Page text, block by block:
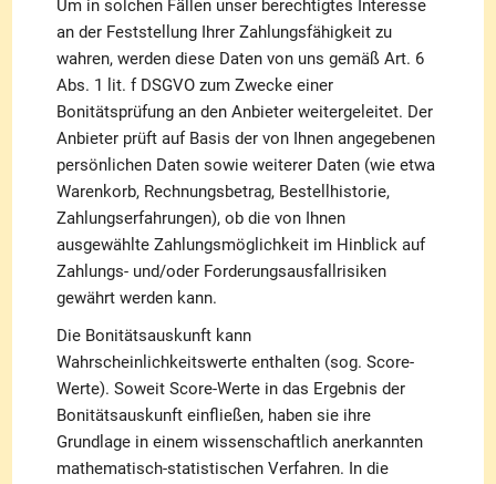
Um in solchen Fällen unser berechtigtes Interesse
an der Feststellung Ihrer Zahlungsfähigkeit zu
wahren, werden diese Daten von uns gemäß Art. 6
Abs. 1 lit. f DSGVO zum Zwecke einer
Bonitätsprüfung an den Anbieter weitergeleitet. Der
Anbieter prüft auf Basis der von Ihnen angegebenen
persönlichen Daten sowie weiterer Daten (wie etwa
Warenkorb, Rechnungsbetrag, Bestellhistorie,
Zahlungserfahrungen), ob die von Ihnen
ausgewählte Zahlungsmöglichkeit im Hinblick auf
Zahlungs- und/oder Forderungsausfallrisiken
gewährt werden kann.
Die Bonitätsauskunft kann
Wahrscheinlichkeitswerte enthalten (sog. Score-
Werte). Soweit Score-Werte in das Ergebnis der
Bonitätsauskunft einfließen, haben sie ihre
Grundlage in einem wissenschaftlich anerkannten
mathematisch-statistischen Verfahren. In die